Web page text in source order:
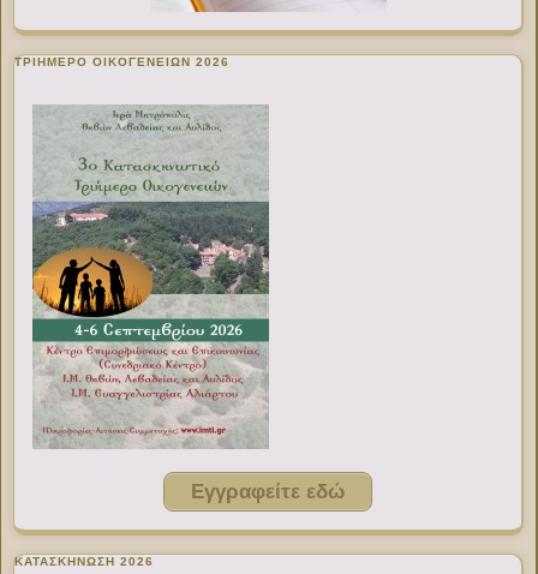
ΤΡΙΗΜΕΡΟ ΟΙΚΟΓΕΝΕΙΩΝ 2026
Εγγραφείτε εδώ
ΚΑΤΑΣΚΗΝΩΣΗ 2026